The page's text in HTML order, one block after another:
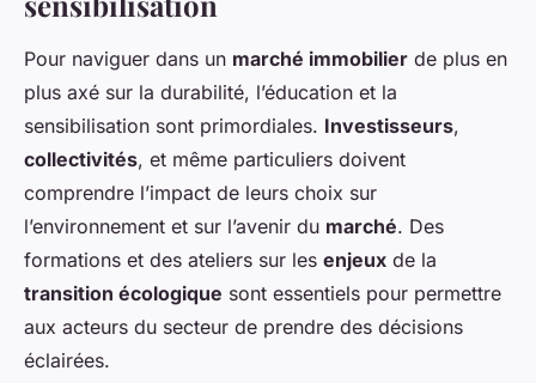
Pour naviguer dans un marché immobilier de plus en
plus axé sur la durabilité, l’éducation et la
sensibilisation sont primordiales. Investisseurs,
collectivités, et même particuliers doivent
comprendre l’impact de leurs choix sur
l’environnement et sur l’avenir du marché. Des
formations et des ateliers sur les enjeux de la
transition écologique sont essentiels pour permettre
aux acteurs du secteur de prendre des décisions
éclairées.